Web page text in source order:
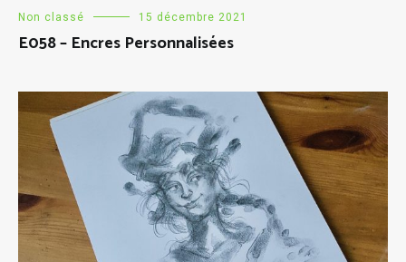
Non classé 15 décembre 2021
E058 – Encres Personnalisées